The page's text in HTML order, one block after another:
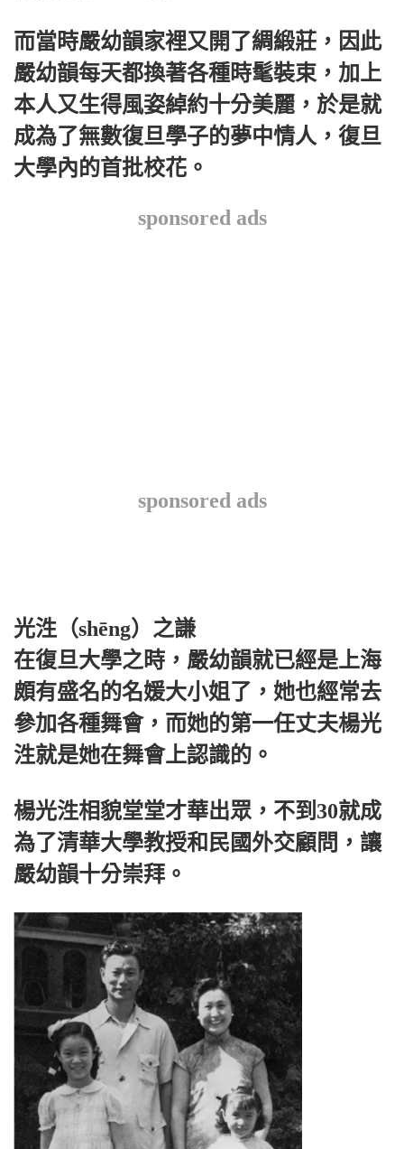
而當時嚴幼韻家裡又開了綢緞莊，因此
嚴幼韻每天都換著各種時髦裝束，加上
本人又生得風姿綽約十分美麗，於是就
成為了無數復旦學子的夢中情人，復旦
大學內的首批校花。
sponsored ads
sponsored ads
光泩（shēng）之謙
在復旦大學之時，嚴幼韻就已經是上海
頗有盛名的名媛大小姐了，她也經常去
參加各種舞會，而她的第一任丈夫楊光
泩就是她在舞會上認識的。
楊光泩相貌堂堂才華出眾，不到30就成
為了清華大學教授和民國外交顧問，讓
嚴幼韻十分崇拜。